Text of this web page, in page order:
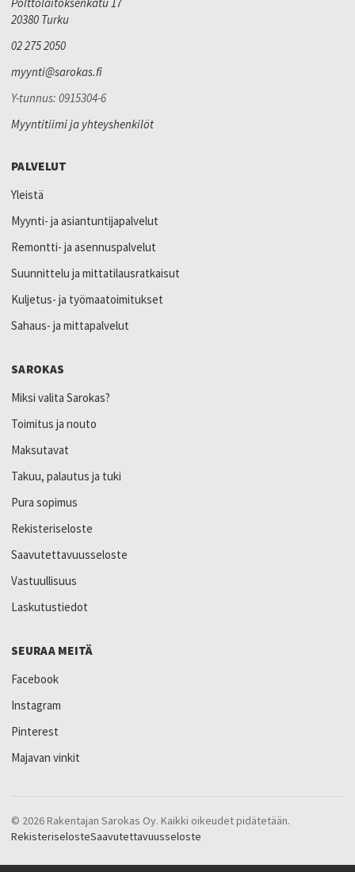
20380 Turku
02 275 2050
myynti@sarokas.fi
Y-tunnus: 0915304-6
Myyntitiimi ja yhteyshenkilöt
PALVELUT
Yleistä
Myynti- ja asiantuntijapalvelut
Remontti- ja asennuspalvelut
Suunnittelu ja mittatilausratkaisut
Kuljetus- ja työmaatoimitukset
Sahaus- ja mittapalvelut
SAROKAS
Miksi valita Sarokas?
Toimitus ja nouto
Maksutavat
Takuu, palautus ja tuki
Pura sopimus
Rekisteriseloste
Saavutettavuusseloste
Vastuullisuus
Laskutustiedot
SEURAA MEITÄ
Facebook
Instagram
Pinterest
Majavan vinkit
© 2026 Rakentajan Sarokas Oy. Kaikki oikeudet pidätetään.
RekisteriselosteSaavutettavuusseloste